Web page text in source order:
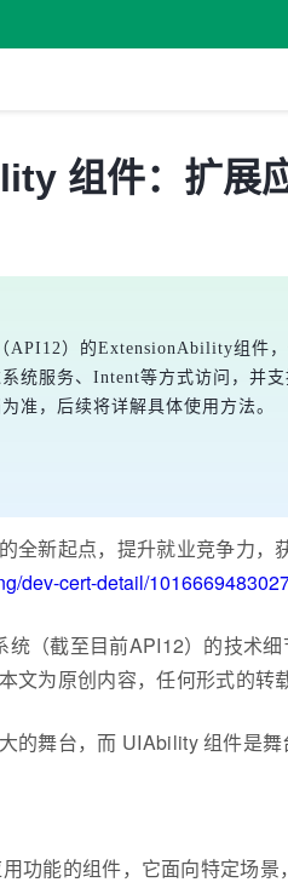
组件：扩展
API12）的ExtensionAbility组
统服务、Intent等方式访问，并
准，后续将详解具体使用方法。
新起点，提升就业竞争力，
dev-cert-detail/
（截至目前API12）的技术
为原创内容，任何形式的转
的舞台，而 UIAbility 组件是
功能的组件，它面向特定场